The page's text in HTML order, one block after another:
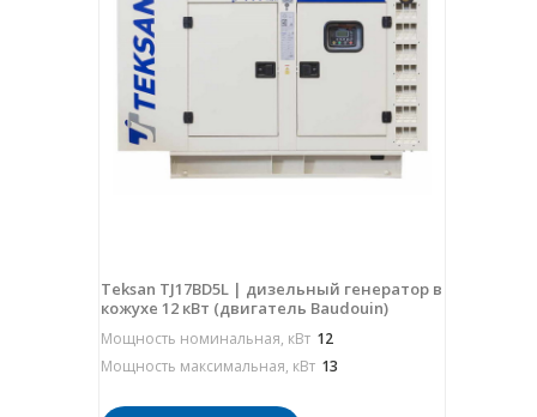
Teksan TJ17BD5L | дизельный генератор в
кожухе 12 кВт (двигатель Baudouin)
Мощность номинальная, кВт 12
Мощность максимальная, кВт 13